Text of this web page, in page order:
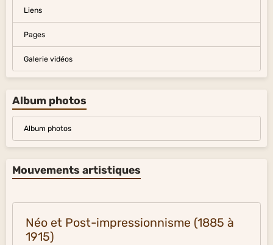
Liens
Pages
Galerie vidéos
Album photos
Album photos
Mouvements artistiques
Néo et Post-impressionnisme (1885 à
1915)